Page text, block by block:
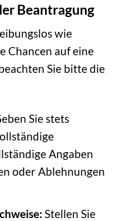
Beantragung
wie
Chancen auf eine
Sie bitte die
Sie stets
Angaben
oder Ablehnungen
Stellen Sie